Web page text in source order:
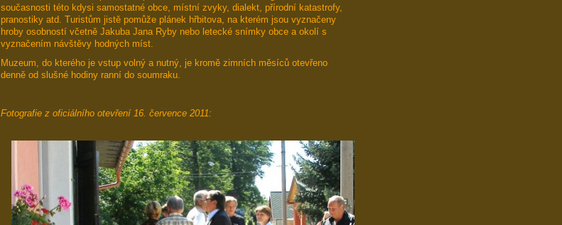
současnosti této kdysi samostatné obce, místní zvyky, dialekt, přírodní katastrofy,
pranostiky atd. Turistům jistě pomůže plánek hřbitova, na kterém jsou vyznačeny
hroby osobností včetně Jakuba Jana Ryby nebo letecké snímky obce a okolí s
vyznačením návštěvy hodných míst.
Muzeum, do kterého je vstup volný a nutný, je kromě zimních měsíců otevřeno
denně od slušné hodiny ranní do soumraku.
Fotografie z oficiálního otevření 16. července 2011: